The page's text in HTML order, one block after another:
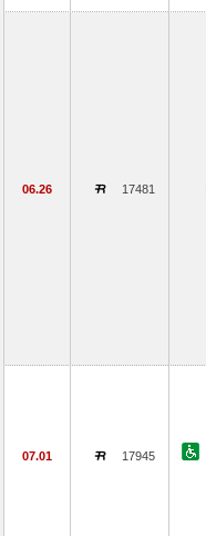
06.26 17481
07.01 17945